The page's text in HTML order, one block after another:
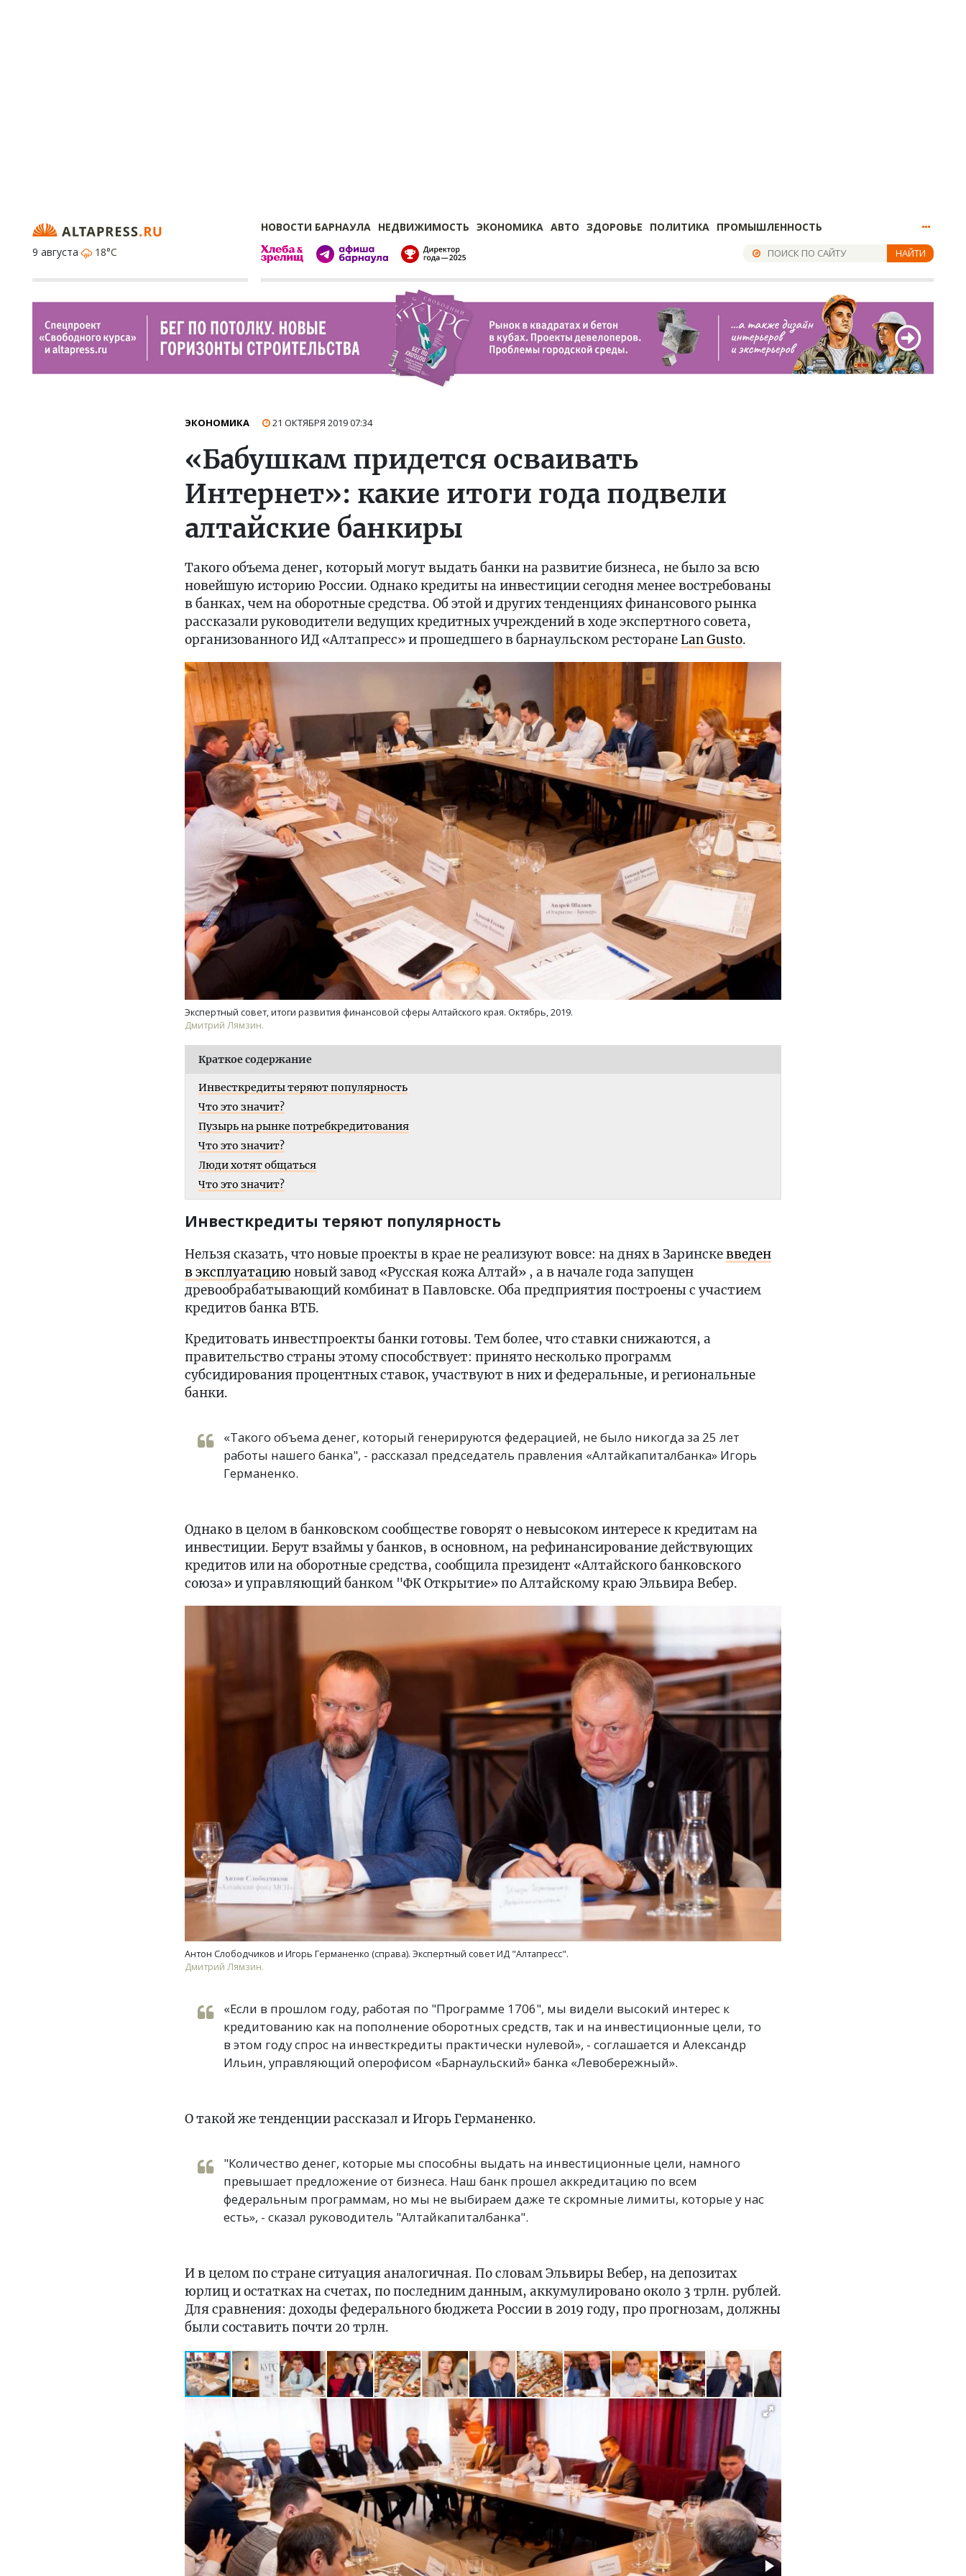
НОВОСТИ БАРНАУЛА НЕДВИЖИМОСТЬ ЭКОНОМИКА АВТО ЗДОРОВЬЕ ПОЛИТИКА ПРОМЫШЛЕННОСТЬ
9 августа
18°C НАЙТИ
ЭКОНОМИКА 21 ОКТЯБРЯ 201907:34
«Бабушкам придется осваивать
Интернет»: какие итоги года подвели
алтайские банкиры
Такого объема денег, который могут выдать банки на развитие бизнеса, не было за всю
новейшую историю России. Однако кредиты на инвестиции сегодня менее востребованы
в банках, чем на оборотные средства. Об этой и других тенденциях финансового рынка
рассказали руководители ведущих кредитных учреждений в ходе экспертного совета,
организованного ИД «Алтапресс» и прошедшего в барнаульском ресторанеLan Gusto.
Экспертный совет, итоги развития финансовой сферы Алтайского края. Октябрь, 2019.
Дмитрий Лямзин.
Краткое содержание
Инвесткредиты теряют популярность
Что это значит?
Пузырь на рынке потребкредитования
Что это значит?
Люди хотят общаться
Что это значит?
Инвесткредиты теряют популярность
Нельзя сказать, что новые проекты в крае не реализуют вовсе: на днях в Заринскевведен
в эксплуатацию новый завод «Русская кожа Алтай» , а в начале года запущен
древообрабатывающий комбинат в Павловске. Оба предприятия построены с участием
кредитов банка ВТБ.
Кредитовать инвестпроекты банки готовы. Тем более, что ставки снижаются, а
правительство страны этому способствует: принято несколько программ
субсидирования процентных ставок, участвуют в них и федеральные, и региональные
банки.
«Такого объема денег, который генерируются федерацией, не было никогда за 25 лет
работы нашего банка", - рассказал председатель правления «Алтайкапиталбанка» Игорь
Германенко.
Однако в целом в банковском сообществе говорят о невысоком интересе к кредитам на
инвестиции. Берут взаймы у банков, в основном, на рефинансирование действующих
кредитов или на оборотные средства, сообщила президент «Алтайского банковского
союза» и управляющий банком "ФК Открытие» по Алтайскому краю Эльвира Вебер.
Антон Слободчиков и Игорь Германенко (справа). Экспертный совет ИД "Алтапресс".
Дмитрий Лямзин.
«Если в прошлом году, работая по "Программе 1706", мы видели высокий интерес к
кредитованию как на пополнение оборотных средств, так и на инвестиционные цели, то
в этом году спрос на инвесткредиты практически нулевой», - соглашается и Александр
Ильин, управляющий оперофисом «Барнаульский» банка «Левобережный».
О такой же тенденции рассказал и Игорь Германенко.
"Количество денег, которые мы способны выдать на инвестиционные цели, намного
превышает предложение от бизнеса. Наш банк прошел аккредитацию по всем
федеральным программам, но мы не выбираем даже те скромные лимиты, которые у нас
есть», - сказал руководитель "Алтайкапиталбанка".
И в целом по стране ситуация аналогичная. По словам Эльвиры Вебер, на депозитах
юрлиц и остатках на счетах, по последним данным, аккумулировано около 3 трлн. рублей.
Для сравнения: доходы федерального бюджета России в 2019 году, про прогнозам, должны
были составить почти 20 трлн.